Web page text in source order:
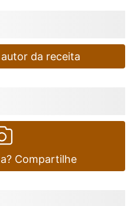
da receita
Compartilhe